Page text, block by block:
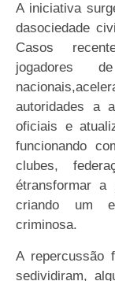
A iniciativa
dasociedade
Casos
jogadores
autoridades a
oficiais e
funcionando
clubes,
étransformar a
criando um
criminosa.
A repercussão
sedividiram,